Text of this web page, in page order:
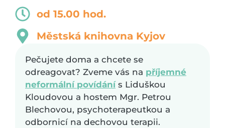
od 15.00 hod.
Městská knihovna Kyjov
Pečujete doma a chcete se
odreagovat? Zveme vás na příjemné
neformální povídánís Liduškou
Kloudovou a hostem Mgr. Petrou
Blechovou, psychoterapeutkou a
odbornicí na dechovou terapii.